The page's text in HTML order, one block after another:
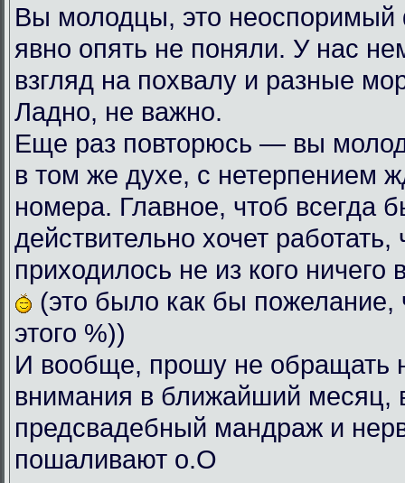
Вы молодцы, это
явно опять не поняли. У нас
взгляд на похвалу и разные
Ладно, не важно.
Еще раз повторюсь — вы
в том же духе, с нетерпением
номера. Главное, чтоб всегда
действительно хочет работать,
приходилось не из кого ничего
(это было как бы пожелание,
этого %))
И вообще, прошу не обращать
внимания в ближайший месяц,
предсвадебный мандраж и
пошаливают о.О